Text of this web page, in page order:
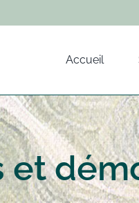
Accueil
et